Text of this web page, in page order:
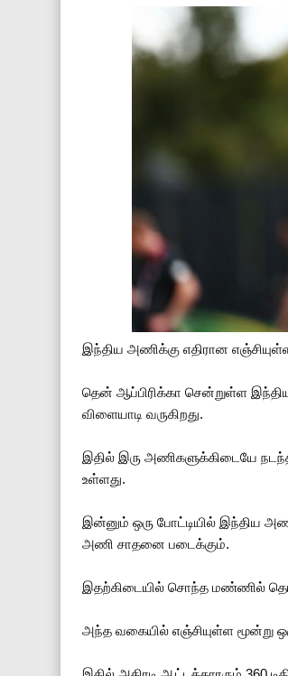
இந்திய அணிக்கு எதிரான
தென் ஆப்பிரிக்கா சென்றுள்ள
விளையாடி வருகிறது.
இதில் இரு அணிகளுக்கிடையே
உள்ளது.
இன்னும் ஒரு போட்டியில் இந்திய
அணி சாதனை படைக்கும்.
இதற்கிடையில் சொந்த மண்ணில்
அந்த வகையில் எஞ்சியுள்ள மூன்று